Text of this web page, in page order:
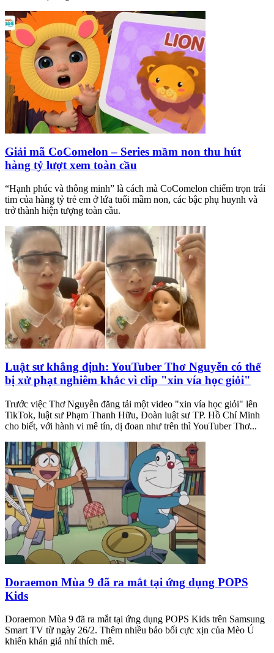
Giải mã CoComelon – Series mầm non thu hút
hàng tỷ lượt xem toàn cầu
“Hạnh phúc và thông minh” là cách mà CoComelon chiếm trọn trái
tim của hàng tỷ trẻ em ở lứa tuổi mầm non, các bậc phụ huynh và
trở thành hiện tượng toàn cầu.
Luật sư khẳng định: YouTuber Thơ Nguyễn có thể
bị xử phạt nghiêm khắc vì clip "xin vía học giỏi"
Trước việc Thơ Nguyễn đăng tải một video "xin vía học giỏi" lên
TikTok, luật sư Phạm Thanh Hữu, Đoàn luật sư TP. Hồ Chí Minh
cho biết, với hành vi mê tín, dị đoan như trên thì YouTuber Thơ...
Doraemon Mùa 9 đã ra mắt tại ứng dụng POPS
Kids
Doraemon Mùa 9 đã ra mắt tại ứng dụng POPS Kids trên Samsung
Smart TV từ ngày 26/2. Thêm nhiều bảo bối cực xịn của Mèo Ú
khiến khán giả nhí thích mê.